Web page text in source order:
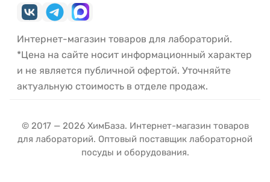
Интернет-магазин товаров для лабораторий.
*Цена на сайте носит информационный характер
и не является публичной офертой. Уточняйте
актуальную стоимость в отделе продаж.
© 2017 — 2026 ХимБаза. Интернет-магазин товаров
для лабораторий. Оптовый поставщик лабораторной
посуды и оборудования.